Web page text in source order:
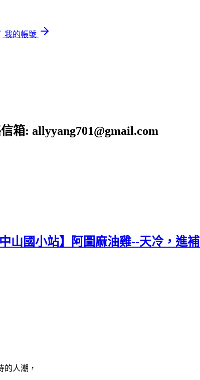
我的帳號
箱: allyyang701@gmail.com
山國小站】阿圖麻油雞--天冷，進
的人潮，